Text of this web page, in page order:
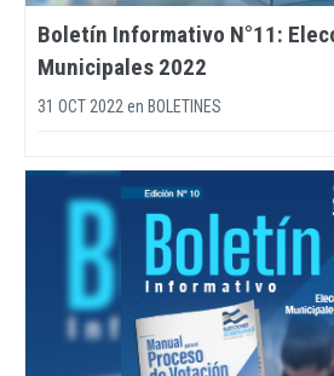
Boletín Informativo N°11:
Municipales 2022
31 OCT 2022 en BOLETINES